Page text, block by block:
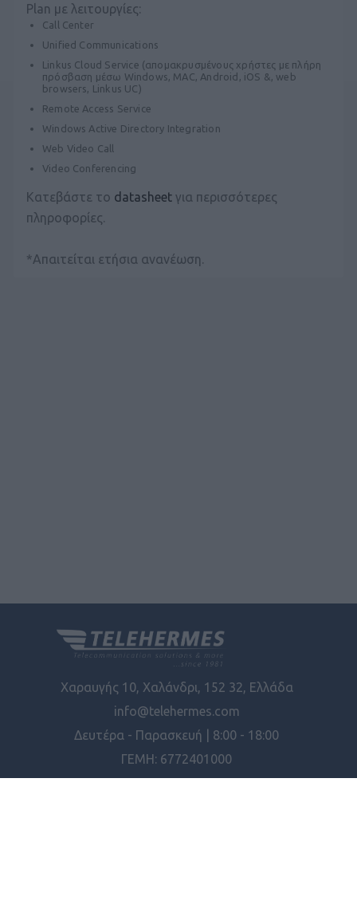
Plan με λειτουργίες:
Call Center
Unified Communications
Linkus Cloud Service (απομακρυσμένους χρήστες με πλήρη
πρόσβαση μέσω Windows, MAC, Android, iOS &, web
browsers, Linkus UC)
Remote Access Service
Windows Active Directory Integration
Web Video Call
Video Conferencing
Κατεβάστε το datasheet για περισσότερες
πληροφορίες.
*Απαιτείται ετήσια ανανέωση.
Χαραυγής 10, Χαλάνδρι, 152 32, Ελλάδα
info@telehermes.com
Δευτέρα - Παρασκευή | 8:00 - 18:00
ΓΕΜΗ: 6772401000